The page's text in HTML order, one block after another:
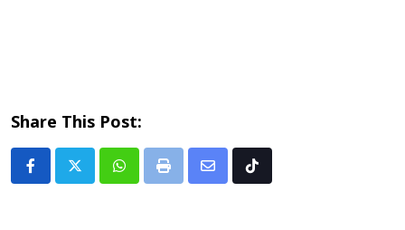
Share This Post:
Whatsapp
Print
Share Tiktok